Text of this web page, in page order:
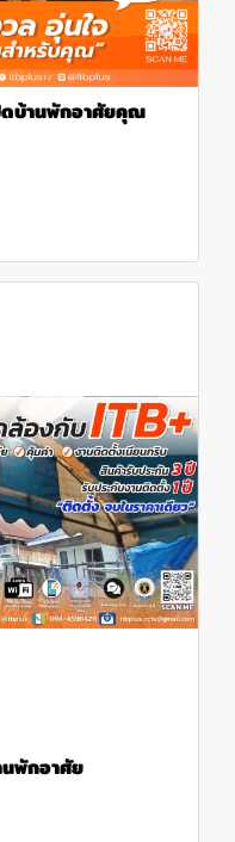
บ้านพักอาศัยคุณ
พักอาศัย